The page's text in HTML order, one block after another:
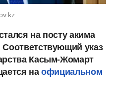
на посту акима
указ
Касым-Жомарт
наофициальном